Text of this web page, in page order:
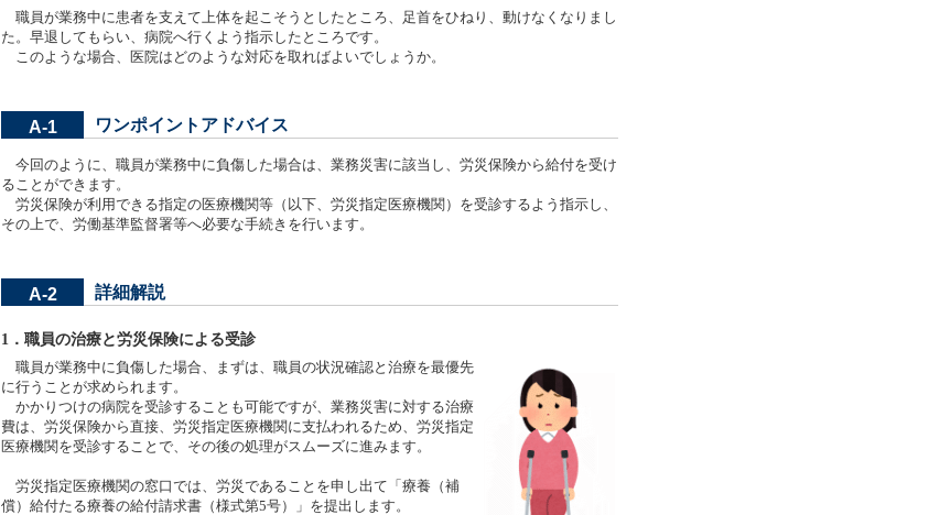
職員が業務中に患者を支えて上体を起こそうとしたところ、足首をひねり、動けなくなりまし
た。早退してもらい、病院へ行くよう指示したところです。
このような場合、医院はどのような対応を取ればよいでしょうか。
A-1 ワンポイントアドバイス
今回のように、職員が業務中に負傷した場合は、業務災害に該当し、労災保険から給付を受け
ることができます。
労災保険が利用できる指定の医療機関等（以下、労災指定医療機関）を受診するよう指示し、
その上で、労働基準監督署等へ必要な手続きを行います。
A-2 詳細解説
1．職員の治療と労災保険による受診
職員が業務中に負傷した場合、まずは、職員の状況確認と治療を最優先
に行うことが求められます。
かかりつけの病院を受診することも可能ですが、業務災害に対する治療
費は、労災保険から直接、労災指定医療機関に支払われるため、労災指定
医療機関を受診することで、その後の処理がスムーズに進みます。
労災指定医療機関の窓口では、労災であることを申し出て「療養（補
償）給付たる療養の給付請求書（様式第5号）」を提出します。